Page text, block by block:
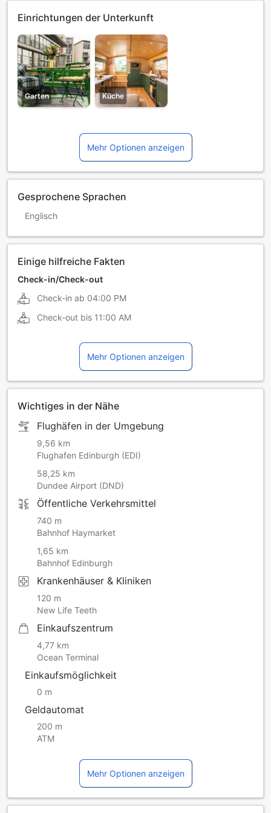
Einrichtungen der Unterkunft
Garten Küche
Mehr Optionen anzeigen
Gesprochene Sprachen
Englisch
Einige hilfreiche Fakten
Check-in/Check-out
Check-in ab 04:00 PM
Check-out bis 11:00 AM
Mehr Optionen anzeigen
Wichtiges in der Nähe
Flughäfen in der Umgebung
9,56 km
Flughafen Edinburgh (EDI)
58,25 km
Dundee Airport (DND)
Öffentliche Verkehrsmittel
740 m
Bahnhof Haymarket
1,65 km
Bahnhof Edinburgh
Krankenhäuser & Kliniken
120 m
New Life Teeth
Einkaufszentrum
4,77 km
Ocean Terminal
Einkaufsmöglichkeit
0 m
Geldautomat
200 m
ATM
Mehr Optionen anzeigen